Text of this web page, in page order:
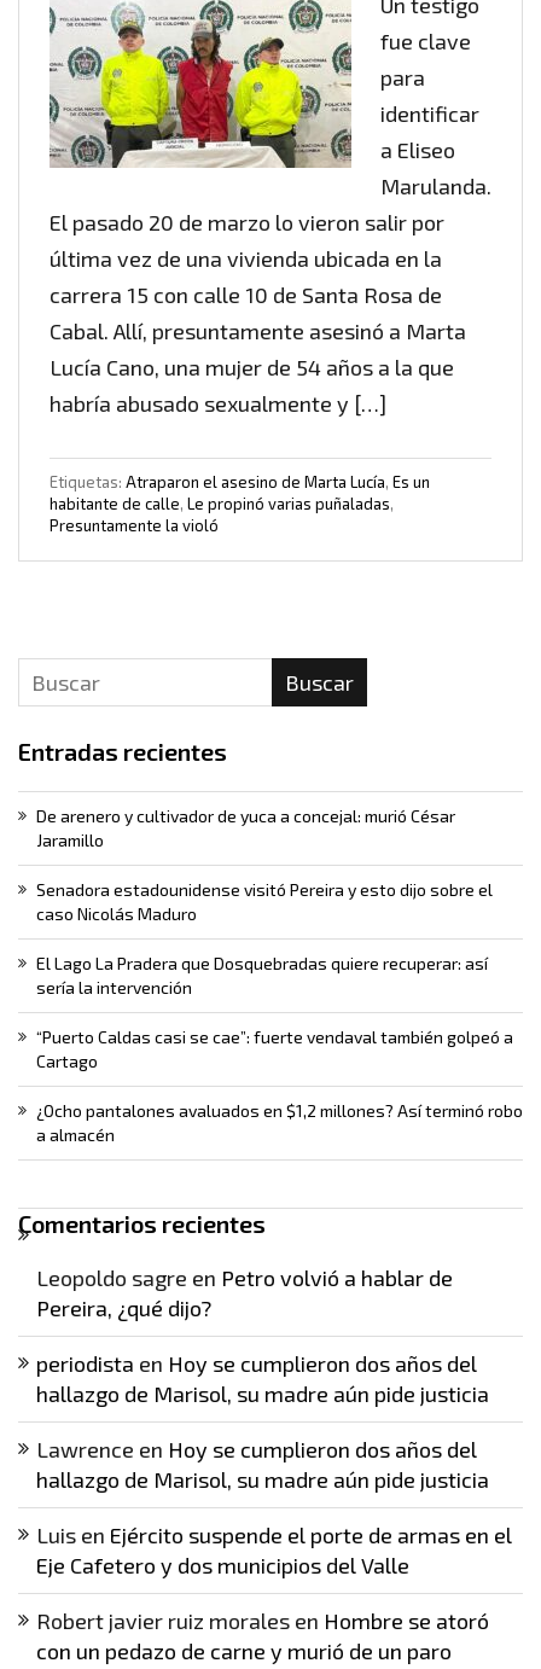
Un testigo
fue clave
para
identificar
a Eliseo
Marulanda.
El pasado 20 de marzo lo vieron salir por
última vez de una vivienda ubicada en la
carrera 15 con calle 10 de Santa Rosa de
Cabal. Allí, presuntamente asesinó a Marta
Lucía Cano, una mujer de 54 años a la que
habría abusado sexualmente y […]
Etiquetas: Atraparon el asesino de Marta Lucía, Es un
habitante de calle, Le propinó varias puñaladas,
Presuntamente la violó
Buscar
Entradas recientes
De arenero y cultivador de yuca a concejal: murió César
Jaramillo
Senadora estadounidense visitó Pereira y esto dijo sobre el
caso Nicolás Maduro
El Lago La Pradera que Dosquebradas quiere recuperar: así
sería la intervención
“Puerto Caldas casi se cae”: fuerte vendaval también golpeó a
Cartago
¿Ocho pantalones avaluados en $1,2 millones? Así terminó robo
a almacén
Comentarios recientes
Leopoldo sagre en Petro volvió a hablar de
Pereira, ¿qué dijo?
periodista en Hoy se cumplieron dos años del
hallazgo de Marisol, su madre aún pide justicia
Lawrence en Hoy se cumplieron dos años del
hallazgo de Marisol, su madre aún pide justicia
Luis en Ejército suspende el porte de armas en el
Eje Cafetero y dos municipios del Valle
Robert javier ruiz morales en Hombre se atoró
con un pedazo de carne y murió de un paro